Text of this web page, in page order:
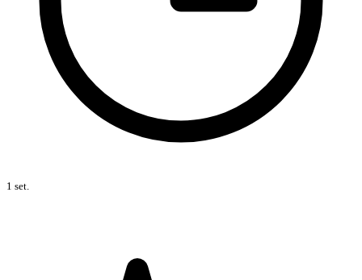
1 set.